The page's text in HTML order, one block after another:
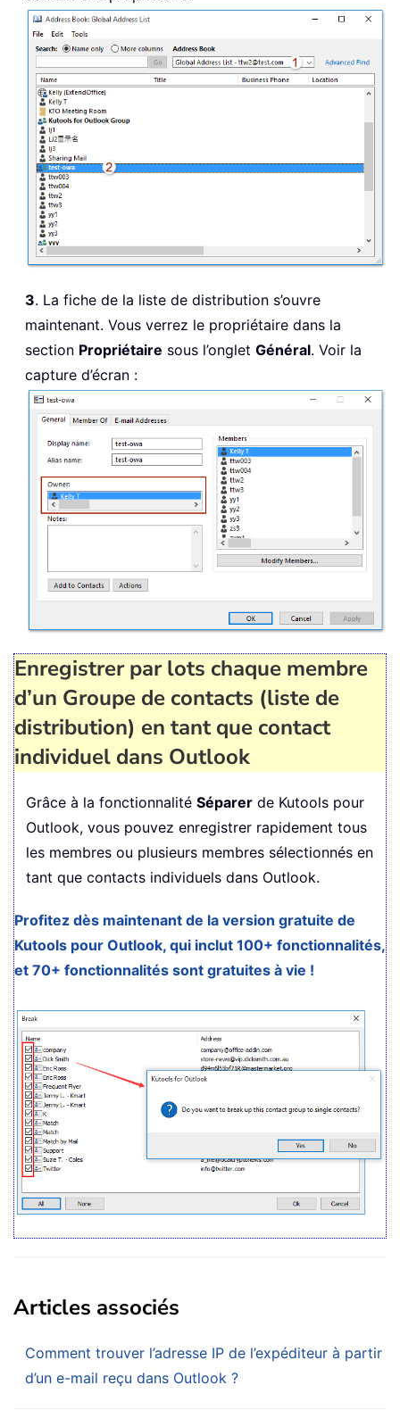
3. La fiche de la liste de distribution s’ouvre
maintenant. Vous verrez le propriétaire dans la
section Propriétaire sous l’onglet Général. Voir la
capture d’écran :
Enregistrer par lots chaque membre
d’un Groupe de contacts (liste de
distribution) en tant que contact
individuel dans Outlook
Grâce à la fonctionnalité Séparer de Kutools pour
Outlook, vous pouvez enregistrer rapidement tous
les membres ou plusieurs membres sélectionnés en
tant que contacts individuels dans Outlook.
Profitez dès maintenant de la version gratuite de
Kutools pour Outlook, qui inclut 100+ fonctionnalités,
et 70+ fonctionnalités sont gratuites à vie !
Articles associés
Comment trouver l’adresse IP de l’expéditeur à partir
d’un e-mail reçu dans Outlook ?